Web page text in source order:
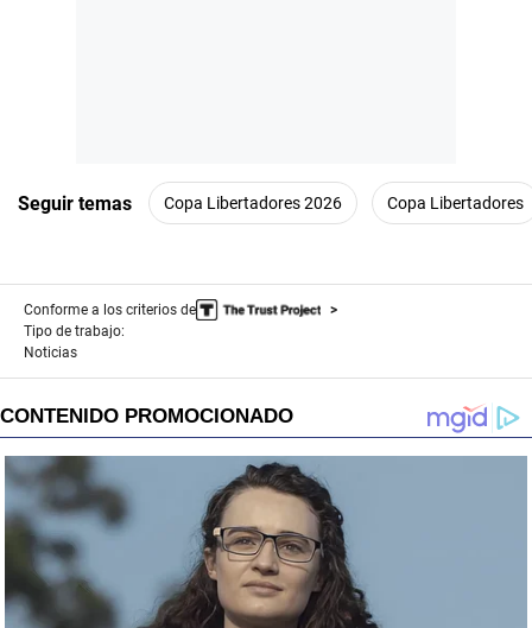
Seguir temas Copa Libertadores 2026 Copa Libertadores
Conforme a los criterios de
Tipo de trabajo:
Noticias